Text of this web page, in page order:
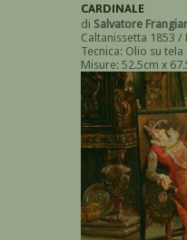
CARDINALE
di Salvatore
Caltanissetta 1853 /
Tecnica: Olio su tela
Misure: 52.5cm x